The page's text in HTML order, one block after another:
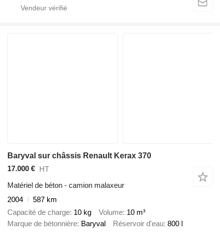
Baryval sur châssis Renault Kerax 370
17.000 € HT
Matériel de béton - camion malaxeur
2004
587 km
Capacité de charge 10 kg Volume 10 m³
Marque de bétonnière Baryval Réservoir d'eau 800 l